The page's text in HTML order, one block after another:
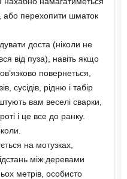
або перехопити шматок
доста (ніколи не
від пуза), навіть якщо
повернеться,
сусідів, рідню і табір
вам веселі сварки,
і це все до ранку.
на мотузках,
між деревами
метрів, особисто